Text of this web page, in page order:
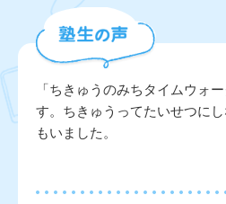
「ちきゅうのみちタイムウォ
す。ちきゅうってたいせつに
もいました。